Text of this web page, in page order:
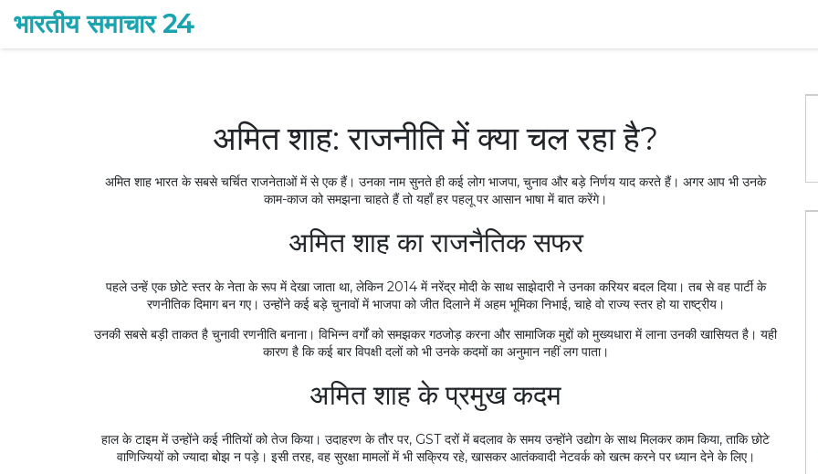
भारतीय समाचार 24
अमित शाह: राजनीति में क्या चल रहा है?
अमित शाह भारत के सबसे चर्चित राजनेताओं में से एक हैं। उनका नाम सुनते ही कई लोग भाजपा, चुनाव और बड़े निर्णय याद करते हैं। अगर आप भी उनके
काम-काज को समझना चाहते हैं तो यहाँ हर पहलू पर आसान भाषा में बात करेंगे।
अमित शाह का राजनैतिक सफर
पहले उन्हें एक छोटे स्तर के नेता के रूप में देखा जाता था, लेकिन 2014 में नरेंद्र मोदी के साथ साझेदारी ने उनका करियर बदल दिया। तब से वह पार्टी के
रणनीतिक दिमाग बन गए। उन्होंने कई बड़े चुनावों में भाजपा को जीत दिलाने में अहम भूमिका निभाई, चाहे वो राज्य स्तर हो या राष्ट्रीय।
उनकी सबसे बड़ी ताकत है चुनावी रणनीति बनाना। विभिन्न वर्गों को समझकर गठजोड़ करना और सामाजिक मुद्दों को मुख्यधारा में लाना उनकी खासियत है। यही
कारण है कि कई बार विपक्षी दलों को भी उनके कदमों का अनुमान नहीं लग पाता।
अमित शाह के प्रमुख कदम
हाल के टाइम में उन्होंने कई नीतियों को तेज किया। उदाहरण के तौर पर, GST दरों में बदलाव के समय उन्होंने उद्योग के साथ मिलकर काम किया, ताकि छोटे
वाणिज्यियों को ज्यादा बोझ न पड़े। इसी तरह, वह सुरक्षा मामलों में भी सक्रिय रहे, खासकर आतंकवादी नेटवर्क को खत्म करने पर ध्यान देने के लिए।
लंदन में रहने वाले भारतीय के लिए जीवन कैसा होता है?